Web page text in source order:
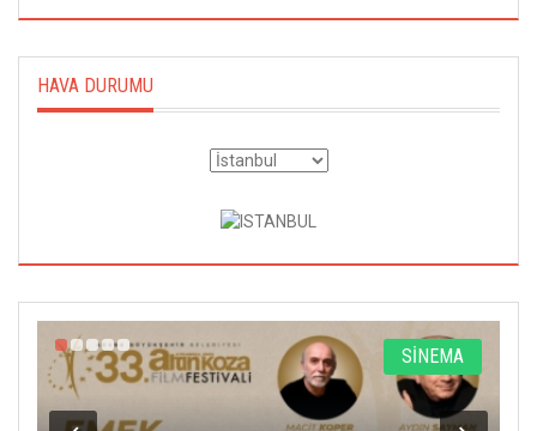
HAVA DURUMU
SİNEMA